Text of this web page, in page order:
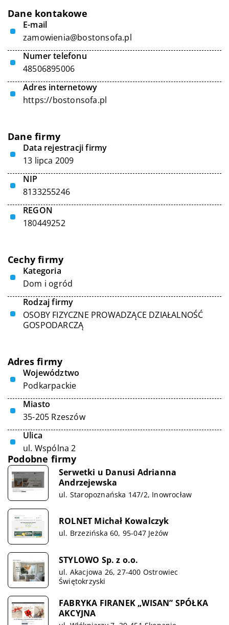
Dane kontakowe
E-mail
zamowienia@bostonsofa.pl
Numer telefonu
48506895006
Adres internetowy
https://bostonsofa.pl
Dane firmy
Data rejestracji firmy
13 lipca 2009
NIP
8133255246
REGON
180449252
Cechy firmy
Kategoria
Dom i ogród
Rodzaj firmy
OSOBY FIZYCZNE PROWADZĄCE DZIAŁALNOŚĆ
GOSPODARCZĄ
Adres firmy
Województwo
Podkarpackie
Miasto
35-205 Rzeszów
Ulica
ul. Wspólna 2
Podobne firmy
Serwetki u Danusi Adrianna
Andrzejewska
ul. Staropoznańska 147/2, Inowrocław
ROLNET Michał Kowalczyk
ul. Brzezińska 60, 95-047 Jeżów
STYLOWO Sp. z o.o.
ul. Akacjowa 26, 27-400 Ostrowiec
Świętokrzyski
FABRYKA FIRANEK „WISAN” SPÓŁKA
AKCYJNA